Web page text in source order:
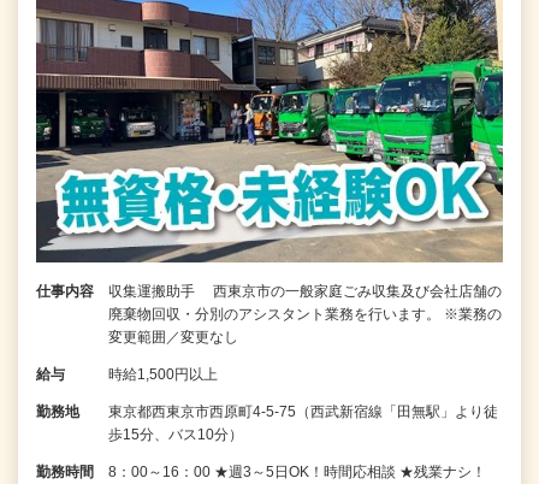
仕事内容
収集運搬助手 西東京市の一般家庭ごみ収集及び会社店舗の
廃棄物回収・分別のアシスタント業務を行います。 ※業務の
変更範囲／変更なし
給与 時給1,500円以上
勤務地
東京都西東京市西原町4‐5‐75（西武新宿線「田無駅」より徒
歩15分、バス10分）
勤務時間 8：00～16：00 ★週3～5日OK！時間応相談 ★残業ナシ！